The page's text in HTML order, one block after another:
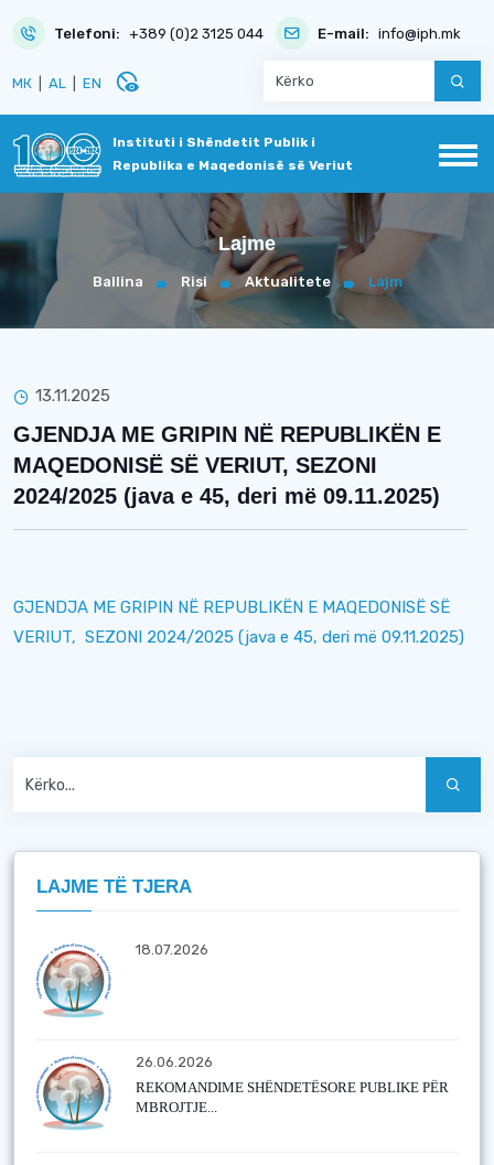
Telefoni: +389 (0)2 3125 044 E-mail: info@iph.mk
МК AL EN disabled_visible
Instituti i Shëndetit Publik i
Republika e Maqedonisë së Veriut
Lajme
Ballina Risi Aktualitete Lajm
13.11.2025
GJENDJA ME GRIPIN NË REPUBLIKËN E
MAQEDONISË SË VERIUT, SEZONI
2024/2025 (java e 45, deri më 09.11.2025)
GJENDJA ME GRIPIN NË REPUBLIKËN E MAQEDONISË SË
VERIUT, SEZONI 2024/2025 (java e 45, deri më 09.11.2025)
LAJME TË TJERA
18.07.2026
26.06.2026
REKOMANDIME SHËNDETËSORE PUBLIKE PËR
MBROJTJE...